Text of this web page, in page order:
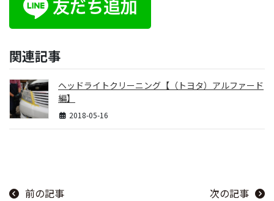
関連記事
ヘッドライトクリーニング【（トヨタ）アルファード
編】
2018-05-16
前の記事 次の記事